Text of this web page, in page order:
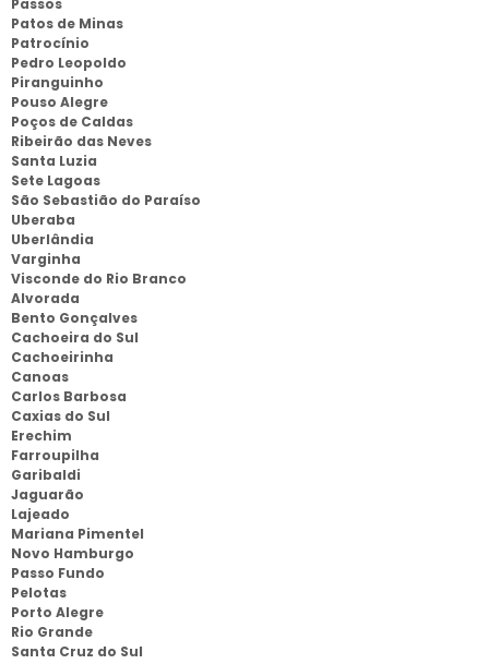
Passos
Patos de Minas
Patrocínio
Pedro Leopoldo
Piranguinho
Pouso Alegre
Poços de Caldas
Ribeirão das Neves
Santa Luzia
Sete Lagoas
São Sebastião do Paraíso
Uberaba
Uberlândia
Varginha
Visconde do Rio Branco
Alvorada
Bento Gonçalves
Cachoeira do Sul
Cachoeirinha
Canoas
Carlos Barbosa
Caxias do Sul
Erechim
Farroupilha
Garibaldi
Jaguarão
Lajeado
Mariana Pimentel
Novo Hamburgo
Passo Fundo
Pelotas
Porto Alegre
Rio Grande
Santa Cruz do Sul